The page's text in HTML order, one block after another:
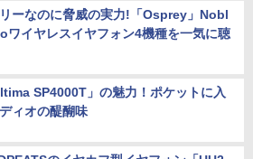
ーなのに脅威の実力!「Osprey」Nobl
ワイヤレスイヤフォン4機種を一気に聴
SP4000T」の魅力！ポケットに入
ィオの醍醐味